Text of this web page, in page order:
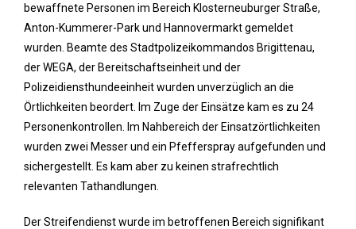
bewaffnete Personen im Bereich Klosterneuburger Straße,
Anton-Kummerer-Park und Hannovermarkt gemeldet
wurden. Beamte des Stadtpolizeikommandos Brigittenau,
der WEGA, der Bereitschaftseinheit und der
Polizeidiensthundeeinheit wurden unverzüglich an die
Örtlichkeiten beordert. Im Zuge der Einsätze kam es zu 24
Personenkontrollen. Im Nahbereich der Einsatzörtlichkeiten
wurden zwei Messer und ein Pfefferspray aufgefunden und
sichergestellt. Es kam aber zu keinen strafrechtlich
relevanten Tathandlungen.
Der Streifendienst wurde im betroffenen Bereich signifikant